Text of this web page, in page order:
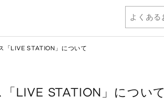
「LIVE STATION」について
LIVE STATION」について